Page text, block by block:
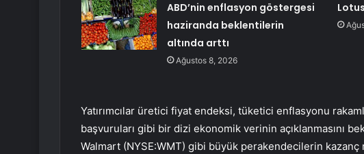
ABD’nin enflasyon göstergesi
haziranda beklentilerin
altında arttı
Ağustos 8, 2026
Yatırımcılar üretici fiyat endeksi, tüketici enflasyonu
başvuruları gibi bir dizi ekonomik verinin açıklanmasını
Walmart (NYSE:WMT) gibi büyük perakendecilerin